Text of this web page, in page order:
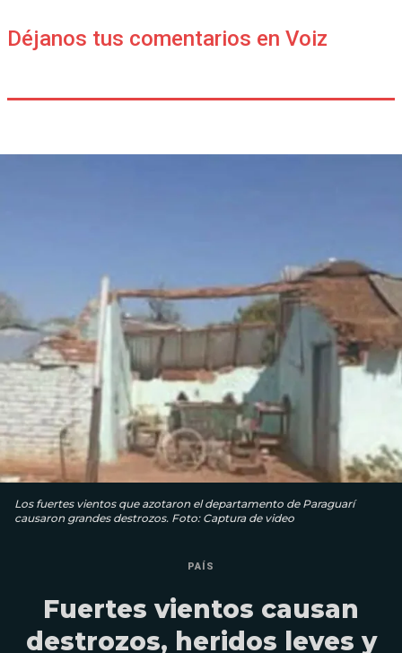
Déjanos tus comentarios en Voiz
Los fuertes vientos que azotaron el departamento de Paraguarí
causaron grandes destrozos. Foto: Captura de video
PAÍS
Fuertes vientos causan
destrozos, heridos leves y